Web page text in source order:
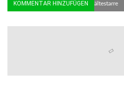
heimische Laubfrosch in eine Kältestarre